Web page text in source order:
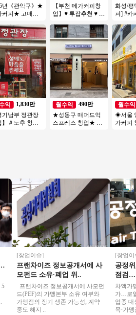
년《관악구》★
커피★ 고매출 /
다.
익
1,830만
기남부 정관장
】＃노후 창업
【부천 메가커피창
업】♥ 투잡추천 ♥ 소
양도양수창업 ♥ 고
수익
월수익
490만
★성동구 매머드익
스프레스 창업★ 성
화성/평
피] #카
#메가
업
월수익
◈서울
가커피
[창업이슈]
프랜차이즈 정보공개서에 사
모펀드 소유·폐업 위..
프랜차이즈 정보공개서에 사모펀
드(PEF)의 가맹본부 소유 여부와
가맹점의 장기 생존 가능성, 계약
중도 해지 ..
[창업이슈]
공정위,
점검…가
차액가맹
가…로열
업종 대상
목·가맹금